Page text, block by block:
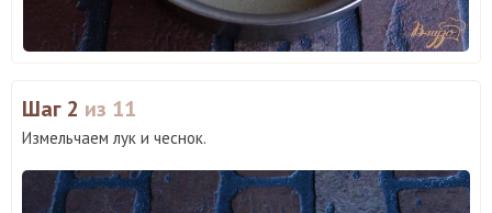
Шаг 2 из 11
Измельчаем лук и чеснок.